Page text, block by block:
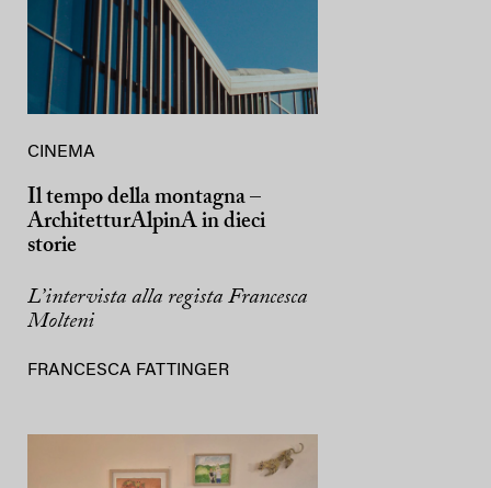
CINEMA
Il tempo della montagna –
ArchitetturAlpinA in dieci
storie
L’intervista alla regista Francesca
Molteni
FRANCESCA FATTINGER